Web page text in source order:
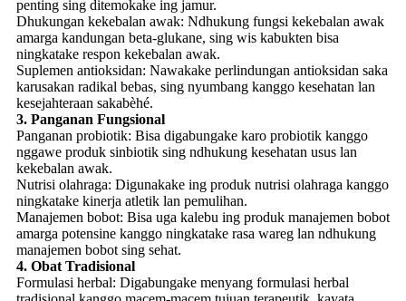
penting sing ditemokake ing jamur.
Dhukungan kekebalan awak: Ndhukung fungsi kekebalan awak
amarga kandungan beta-glukane, sing wis kabukten bisa
ningkatake respon kekebalan awak.
Suplemen antioksidan: Nawakake perlindungan antioksidan saka
karusakan radikal bebas, sing nyumbang kanggo kesehatan lan
kesejahteraan sakabèhé.
3. Panganan Fungsional
Panganan probiotik: Bisa digabungake karo probiotik kanggo
nggawe produk sinbiotik sing ndhukung kesehatan usus lan
kekebalan awak.
Nutrisi olahraga: Digunakake ing produk nutrisi olahraga kanggo
ningkatake kinerja atletik lan pemulihan.
Manajemen bobot: Bisa uga kalebu ing produk manajemen bobot
amarga potensine kanggo ningkatake rasa wareg lan ndhukung
manajemen bobot sing sehat.
4. Obat Tradisional
Formulasi herbal: Digabungake menyang formulasi herbal